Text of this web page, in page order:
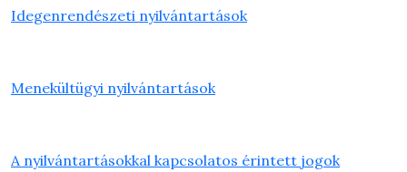
Idegenrendészeti nyilvántartások
Menekültügyi nyilvántartások
A nyilvántartásokkal kapcsolatos érintett jogok